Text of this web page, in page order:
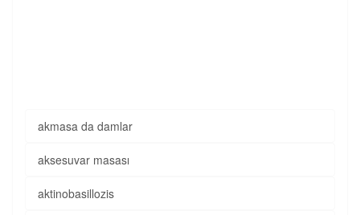
akmasa da damlar
aksesuvar masası
aktinobasillozis